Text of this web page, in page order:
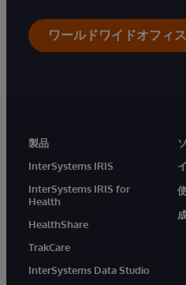
ワールドワイドオフィス
製品
InterSystems IRIS
InterSystems IRIS for
Health
HealthShare
TrakCare
InterSystems Data Studio